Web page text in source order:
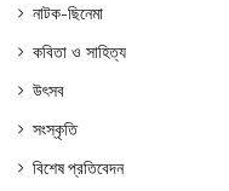
নাটক-ছিনেমা
কবিতা ও সাহিত্য
উৎসব
সংস্কৃতি
বিশেষ প্রতিবেদন